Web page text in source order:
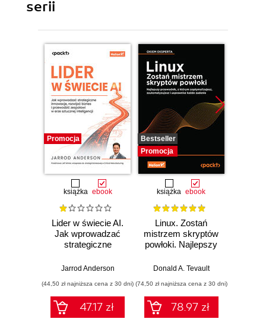
serii
Promocja
książka ebook
Lider w świecie AI.
Jak wprowadzać
strategiczne
biznes i
zespołowi w erze
sztucznej
inteligencji
Jarrod Anderson
(44,50 zł najniższa cena z 30 dni)
47.17 zł
Bestseller
Promocja
książka ebook
Linux. Zostań
mistrzem skryptów
powłoki. Najlepszy
którym
zautomatyzujesz i
usprawnisz każde
zadanie
Donald A. Tevault
(74,50 zł najniższa cena z 30 dni)
78.97 zł